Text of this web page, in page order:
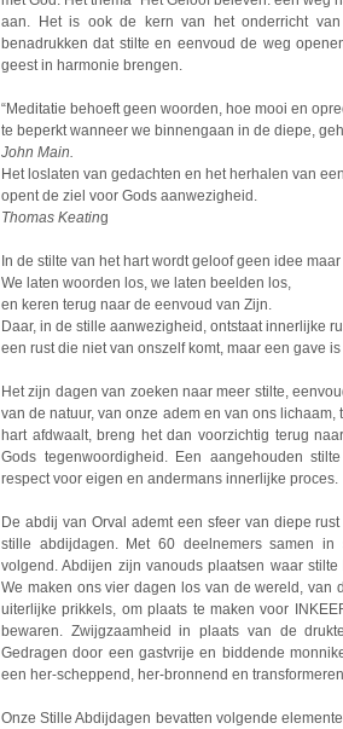
aan. Het is ook de kern van het onderricht
benadrukken dat stilte en eenvoud de weg
geest in harmonie brengen.
“Meditatie behoeft geen woorden, hoe mooi en
te beperkt wanneer we binnengaan in de diepe,
John Main.
Het loslaten van gedachten en het herhalen van
opent de ziel voor Gods aanwezigheid.
Thomas Keating
In de stilte van het hart wordt geloof geen idee maar
We laten woorden los, we laten beelden los,
en keren terug naar de eenvoud van Zijn.
Daar, in de stille aanwezigheid, ontstaat innerlijke
een rust die niet van onszelf komt, maar een gave is
Het zijn dagen van zoeken naar meer stilte,
van de natuur, van onze adem en van ons
hart afdwaalt, breng het dan voorzichtig terug
Gods tegenwoordigheid. Een aangehouden
respect voor eigen en andermans innerlijke proces.
De abdij van Orval ademt een sfeer van diepe
stille abdijdagen. Met 60 deelnemers samen
volgend. Abdijen zijn vanouds plaatsen waar
We maken ons vier dagen los van de wereld, van
uiterlijke prikkels, om plaats te maken voor
bewaren. Zwijgzaamheid in plaats van de
Gedragen door een gastvrije en biddende
een her-scheppend, her-bronnend en
Onze Stille Abdijdagen bevatten volgende